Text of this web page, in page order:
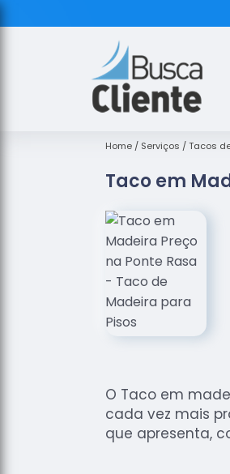
Home Serviços Tacos
Taco em
O Taco em
cada vez mais
que apresenta,